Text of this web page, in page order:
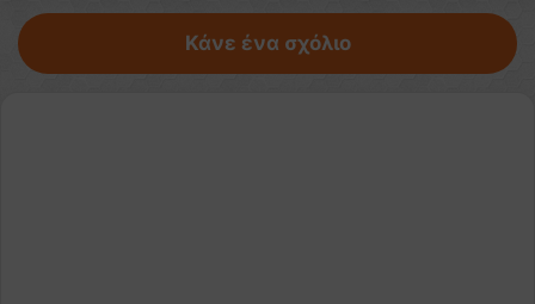
Κάνε ένα σχόλιο